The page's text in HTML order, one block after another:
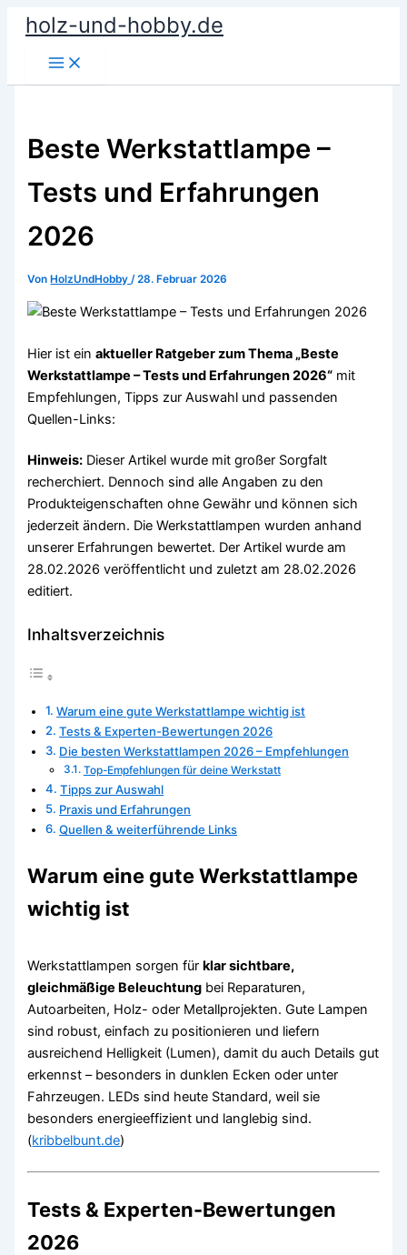
Zum
Inhalt
springen
holz-und-hobby.de
Beste Werkstattlampe –
Tests und Erfahrungen
2026
Von HolzUndHobby/28. Februar 2026
Hier ist einaktueller Ratgeber zum Thema „Beste
Werkstattlampe – Tests und Erfahrungen 2026“ mit
Empfehlungen, Tipps zur Auswahl und passenden
Quellen-Links:
Hinweis: Dieser Artikel wurde mit großer Sorgfalt
recherchiert. Dennoch sind alle Angaben zu den
Produkteigenschaften ohne Gewähr und können sich
jederzeit ändern. Die Werkstattlampen wurden anhand
unserer Erfahrungen bewertet. Der Artikel wurde am
28.02.2026 veröffentlicht und zuletzt am 28.02.2026
editiert.
Inhaltsverzeichnis
Warum eine gute Werkstattlampe wichtig ist
Tests & Experten-Bewertungen 2026
Die besten Werkstattlampen 2026 – Empfehlungen
Top-Empfehlungen für deine Werkstatt
Tipps zur Auswahl
Praxis und Erfahrungen
Quellen & weiterführende Links
Warum eine gute Werkstattlampe
wichtig ist
Werkstattlampen sorgen fürklar sichtbare,
gleichmäßige Beleuchtung bei Reparaturen,
Autoarbeiten, Holz- oder Metallprojekten. Gute Lampen
sind robust, einfach zu positionieren und liefern
ausreichend Helligkeit (Lumen), damit du auch Details gut
erkennst – besonders in dunklen Ecken oder unter
Fahrzeugen. LEDs sind heute Standard, weil sie
besonders energieeffizient und langlebig sind.
(kribbelbunt.de)
Tests & Experten-Bewertungen
2026